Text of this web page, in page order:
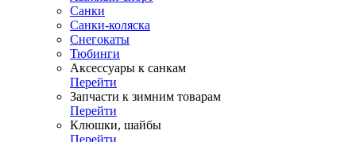
Санки
Санки-коляска
Снегокаты
Тюбинги
Аксессуары к санкам
Перейти
Запчасти к зимним товарам
Перейти
Клюшки, шайбы
Перейти